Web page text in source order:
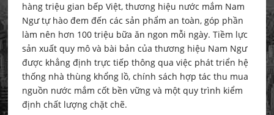
hàng triệu gian bếp Việt, thương hiệu nước mắm Nam
Ngư tự hào đem đến các sản phẩm an toàn, góp phần
làm nên hơn 100 triệu bữa ăn ngon mỗi ngày. Tiềm lực
sản xuất quy mô và bài bản của thương hiệu Nam Ngư
được khẳng định trực tiếp thông qua việc phát triển hệ
thống nhà thùng khổng lồ, chính sách hợp tác thu mua
nguồn nước mắm cốt bền vững và một quy trình kiểm
định chất lượng chặt chẽ.